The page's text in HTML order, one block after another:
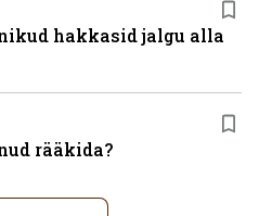
hakkasid jalgu alla
rääkida?